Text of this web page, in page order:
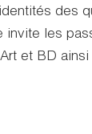
des
les
et BD